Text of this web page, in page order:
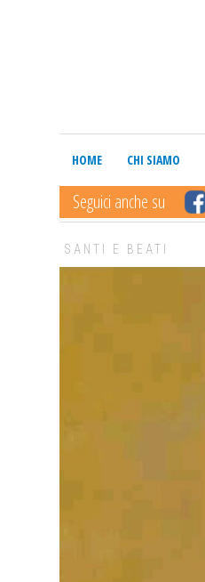
HOME CHI SIAMO
Seguici anche su
SANTI E BEATI